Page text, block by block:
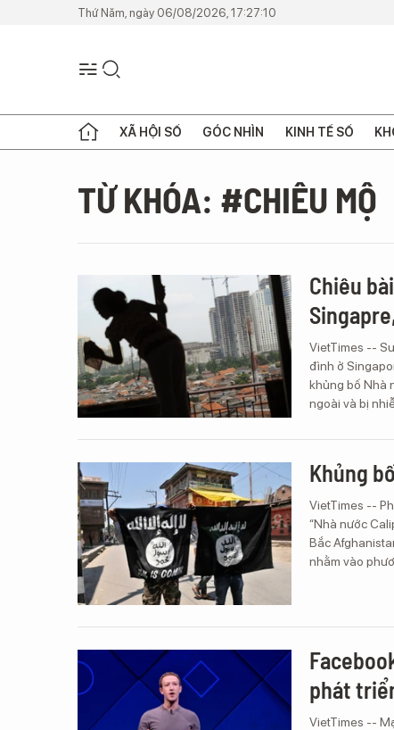
Thứ Năm, ngày 06/08/2026, 17:27:10
XÃ HỘI SỐ GÓC NHÌN KINH TẾ SỐ
TỪ KHÓA: #CHIÊU MỘ
Chiêu
VietTimes --
đình ở
khủng bố Nhà
ngoài và bị
Khủng
VietTimes --
“Nhà nước
Bắc
nhằm vào
phát
VietTimes --